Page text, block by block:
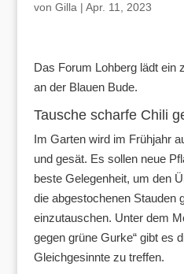
von Gilla | Apr. 11, 2023
Das Forum Lohberg lädt ein
an der Blauen Bude.
Tausche scharfe Chili
Im Garten wird im Frühjahr
und gesät. Es sollen neue
beste Gelegenheit, um den
die abgestochenen Stauden
einzutauschen. Unter dem
gegen grüne Gurke“ gibt es
Gleichgesinnte zu treffen.